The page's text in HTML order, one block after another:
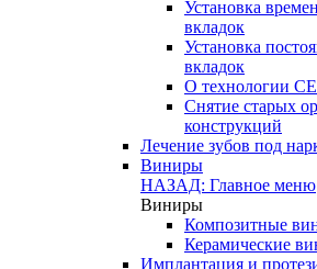
Установка
вкладок
Установка
вкладок
О технологии
Снятие старых
конструкций
Лечение зубов под
Виниры
НАЗАД: Главное меню
Виниры
Композитные
Керамические
Имплантация и